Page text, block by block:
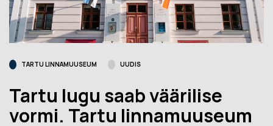
TARTU LINNAMUUSEUM UUDIS
Tartu lugu saab väärilise
vormi. Tartu linnamuuseum